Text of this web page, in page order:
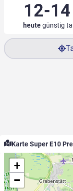
12-14
heutegünstig
Karte Super E10
+
−